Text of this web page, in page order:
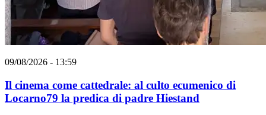
09/08/2026 - 13:59
Il cinema come cattedrale: al culto ecumenico di
Locarno79 la predica di padre Hiestand